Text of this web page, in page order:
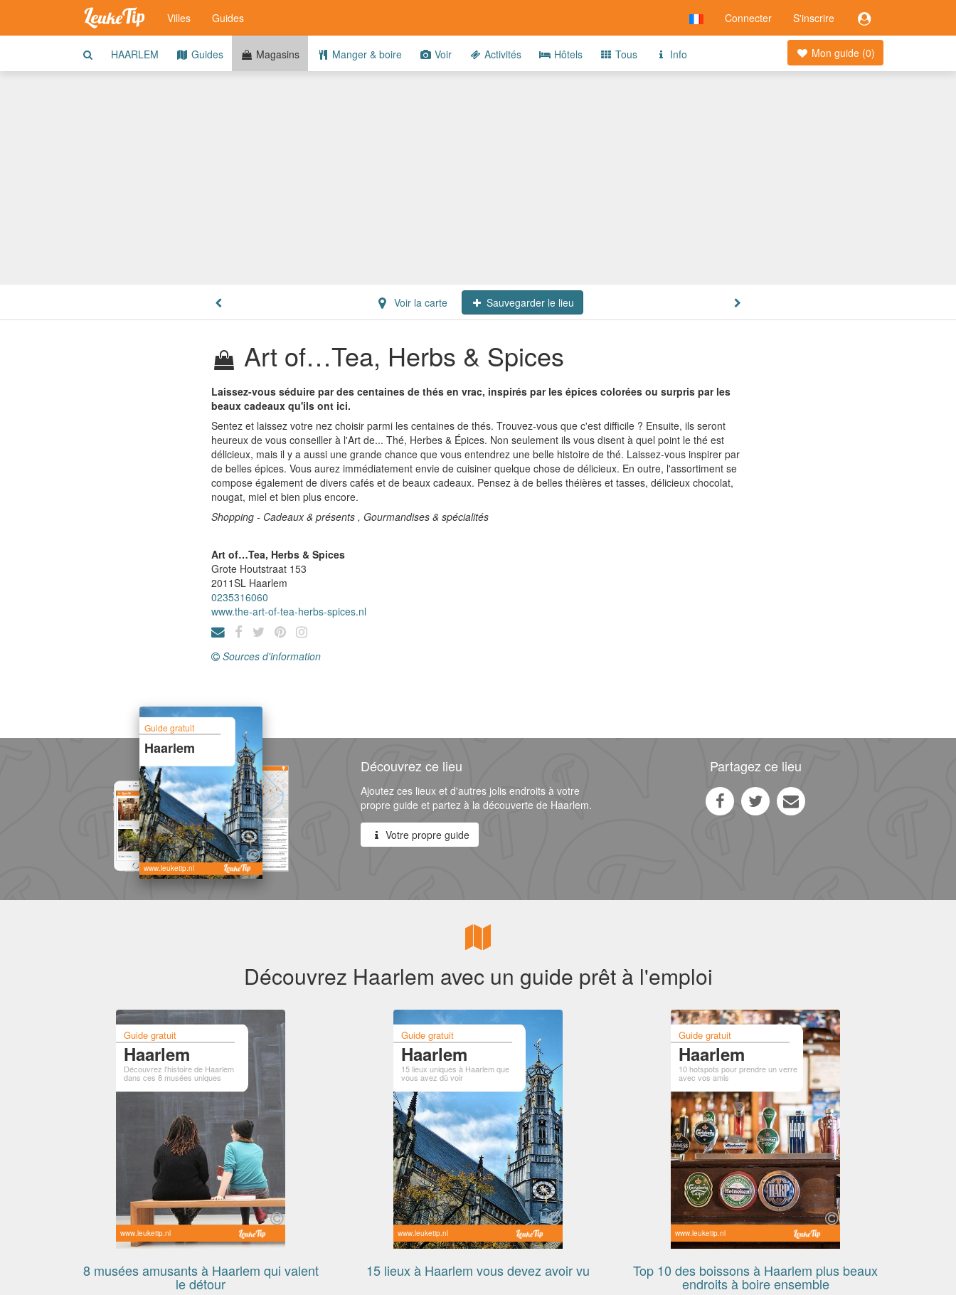
Connecter S'inscrire
Villes Guides
Mon guide (0)
HAARLEM Guides Magasins Manger & boire Voir Activités Hôtels Tous Info
Voir la carte Sauvegarder le lieu
Art of…Tea, Herbs & Spices
Laissez-vous séduire par des centaines de thés en vrac, inspirés par les épices colorées ou surpris par les
beaux cadeaux qu'ils ont ici.
Sentez et laissez votre nez choisir parmi les centaines de thés. Trouvez-vous que c'est difficile ? Ensuite, ils seront
heureux de vous conseiller à l'Art de... Thé, Herbes & Épices. Non seulement ils vous disent à quel point le thé est
délicieux, mais il y a aussi une grande chance que vous entendrez une belle histoire de thé. Laissez-vous inspirer par
de belles épices. Vous aurez immédiatement envie de cuisiner quelque chose de délicieux. En outre, l'assortiment se
compose également de divers cafés et de beaux cadeaux. Pensez à de belles théières et tasses, délicieux chocolat,
nougat, miel et bien plus encore.
Shopping - Cadeaux & présents , Gourmandises & spécialités
Art of…Tea, Herbs & Spices
Grote Houtstraat 153
2011SL Haarlem
0235316060
www.the-art-of-tea-herbs-spices.nl
Sources d'information
Guide gratuit
Haarlem
www.leuketip.nl
Découvrez ce lieu
Ajoutez ces lieux et d'autres jolis endroits à votre
propre guide et partez à la découverte de Haarlem.
Votre propre guide
Partagez ce lieu
Découvrez Haarlem avec un guide prêt à l'emploi
Guide gratuit
Haarlem
Découvrez l'histoire de Haarlem
dans ces 8 musées uniques
www.leuketip.nl
8 musées amusants à Haarlem qui valent
le détour
Guide gratuit
Haarlem
15 lieux uniques à Haarlem que
vous avez dû voir
www.leuketip.nl
15 lieux à Haarlem vous devez avoir vu
Guide gratuit
Haarlem
10 hotspots pour prendre un verre
avec vos amis
www.leuketip.nl
Top 10 des boissons à Haarlem plus beaux
endroits à boire ensemble